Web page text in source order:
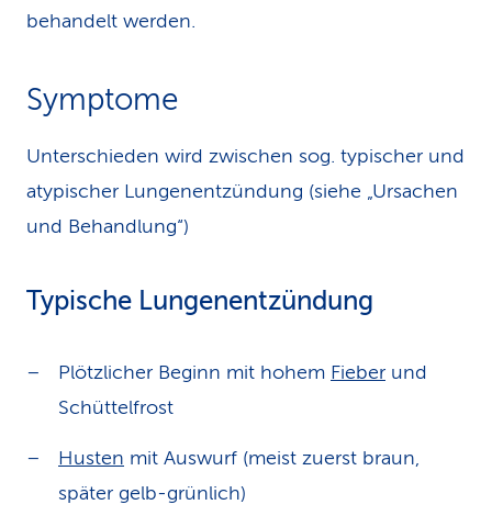
behandelt werden.
Symptome
Unterschieden wird zwischen sog. typischer und
atypischer Lungenentzündung (siehe „Ursachen
und Behandlung“)
Typische Lungenentzündung
Plötzlicher Beginn mit hohem Fieber und
Schüttelfrost
Husten mit Auswurf (meist zuerst braun,
später gelb-grünlich)